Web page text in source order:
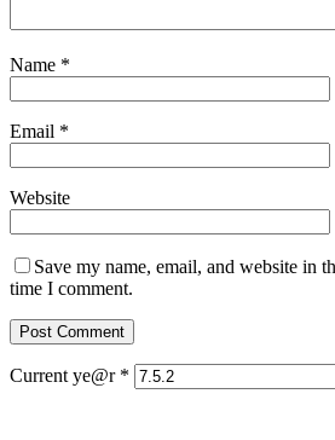
Name *
Email *
Website
Save my name, email, and website in
time I comment.
Current ye@r *